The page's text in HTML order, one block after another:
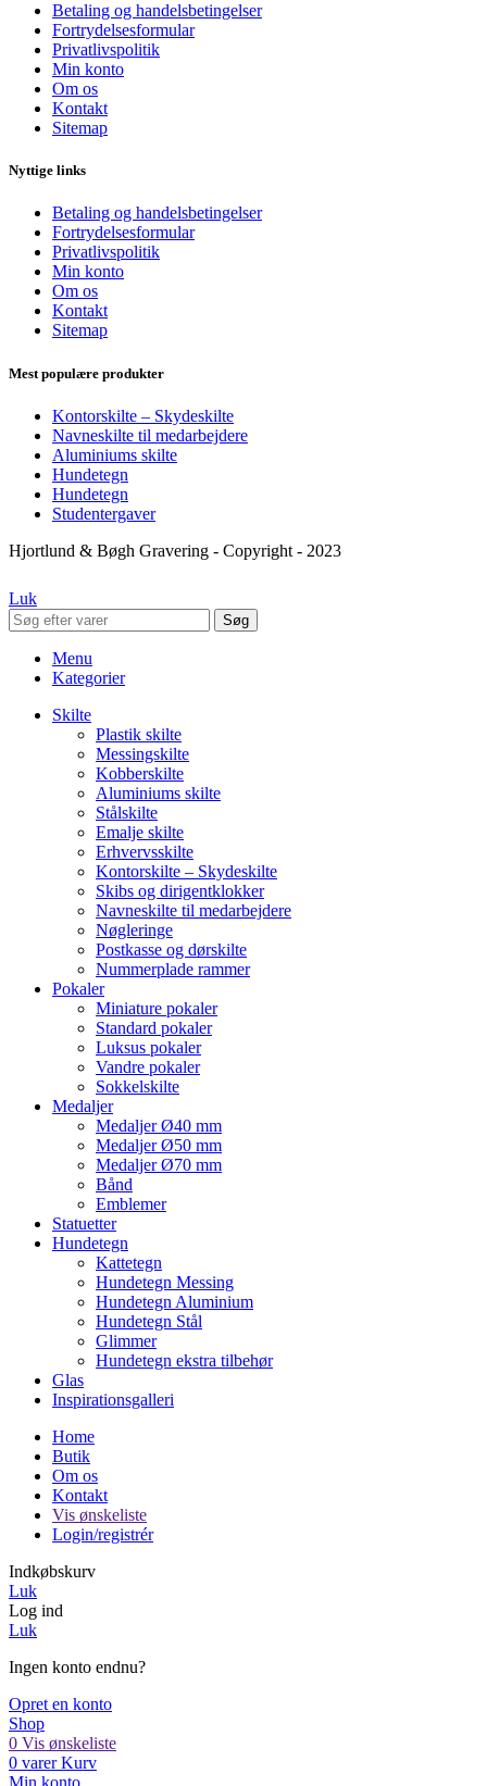
Betaling og handelsbetingelser
Fortrydelsesformular
Privatlivspolitik
Min konto
Om os
Kontakt
Sitemap
Nyttige links
Betaling og handelsbetingelser
Fortrydelsesformular
Privatlivspolitik
Min konto
Om os
Kontakt
Sitemap
Mest populære produkter
Kontorskilte – Skydeskilte
Navneskilte til medarbejdere
Aluminiums skilte
Hundetegn
Hundetegn
Studentergaver
Hjortlund & Bøgh Gravering - Copyright - 2023
Luk
Søg
Menu
Kategorier
Skilte
Plastik skilte
Messingskilte
Kobberskilte
Aluminiums skilte
Stålskilte
Emalje skilte
Erhvervsskilte
Kontorskilte – Skydeskilte
Skibs og dirigentklokker
Navneskilte til medarbejdere
Nøgleringe
Postkasse og dørskilte
Nummerplade rammer
Pokaler
Miniature pokaler
Standard pokaler
Luksus pokaler
Vandre pokaler
Sokkelskilte
Medaljer
Medaljer Ø40 mm
Medaljer Ø50 mm
Medaljer Ø70 mm
Bånd
Emblemer
Statuetter
Hundetegn
Kattetegn
Hundetegn Messing
Hundetegn Aluminium
Hundetegn Stål
Glimmer
Hundetegn ekstra tilbehør
Glas
Inspirationsgalleri
Home
Butik
Om os
Kontakt
Vis ønskeliste
Login/registrér
Indkøbskurv
Luk
Log ind
Luk
Ingen konto endnu?
Opret en konto
Shop
0 Vis ønskeliste
0 varer Kurv
Min konto